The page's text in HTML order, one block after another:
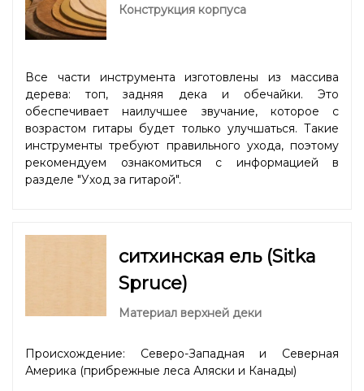
Конструкция корпуса
Все части инструмента изготовлены из массива
дерева: топ, задняя дека и обечайки. Это
обеспечивает наилучшее звучание, которое с
возрастом гитары будет только улучшаться. Такие
инструменты требуют правильного ухода, поэтому
рекомендуем ознакомиться с информацией в
разделе "Уход за гитарой".
ситхинская ель (Sitka
Spruce)
Материал верхней деки
Происхождение: Северо-Западная и Северная
Америка (прибрежные леса Аляски и Канады)